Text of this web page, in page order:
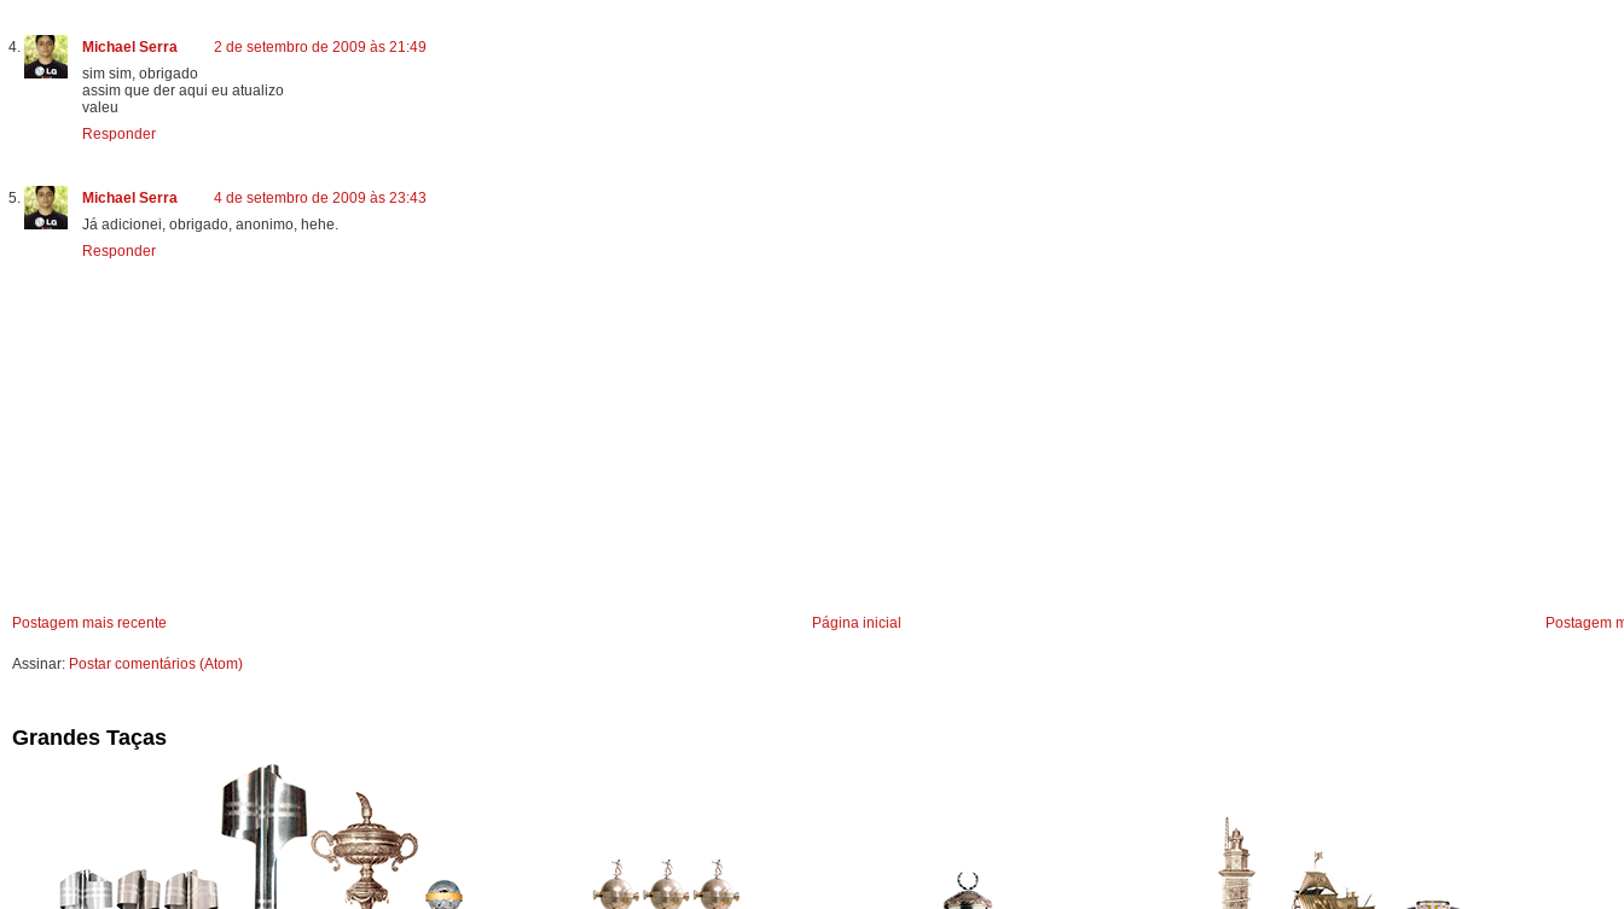
Michael Serra
2 de setembro de 2009 às 21:49
sim sim, obrigado
assim que der aqui eu atualizo
valeu
Responder
Michael Serra
4 de setembro de 2009 às 23:43
Já adicionei, obrigado, anonimo, hehe.
Responder
Postagem mais recente Postagem
Página inicial
Assinar: Postar comentários (Atom)
Grandes Taças